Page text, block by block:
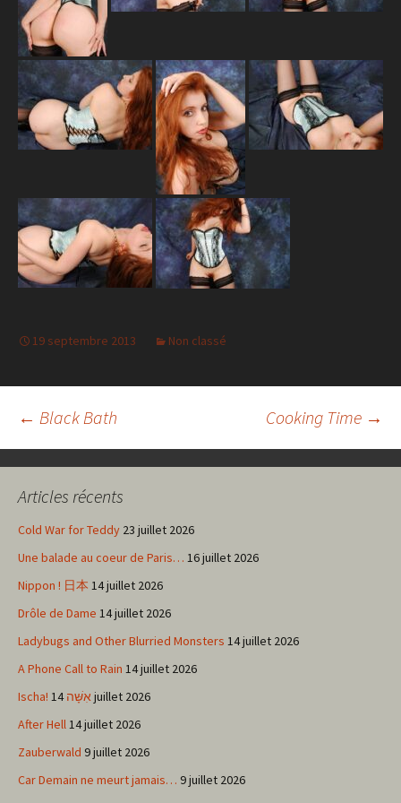
19 septembre 2013 Non classé
Navigation
des
articles
← Black Bath Cooking Time →
Articles récents
Cold War for Teddy 23 juillet 2026
Une balade au coeur de Paris… 16 juillet 2026
Nippon ! 日本 14 juillet 2026
Drôle de Dame 14 juillet 2026
Ladybugs and Other Blurried Monsters 14 juillet 2026
A Phone Call to Rain 14 juillet 2026
Ischa! אִשָּׁה14 juillet 2026
After Hell14 juillet 2026
Zauberwald 9 juillet 2026
Car Demain ne meurt jamais… 9 juillet 2026